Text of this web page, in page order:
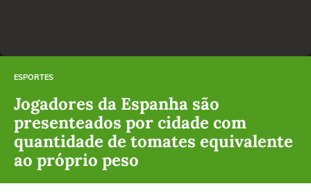
ESPORTES
Jogadores da Espanha são
presenteados por cidade com
quantidade de tomates equivalente
ao próprio peso